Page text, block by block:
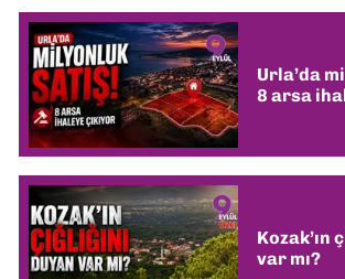
Urla’da
8 arsa
Kozak’ın
var mı?